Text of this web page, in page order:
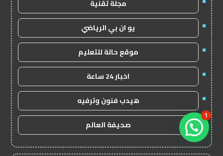
مجلة تقنية
يو ان بي الرياضي
موقع حالة للتعليم
اخبار 24 ساعة
هيدب فنون وترفيه
صحيفة العالم
1